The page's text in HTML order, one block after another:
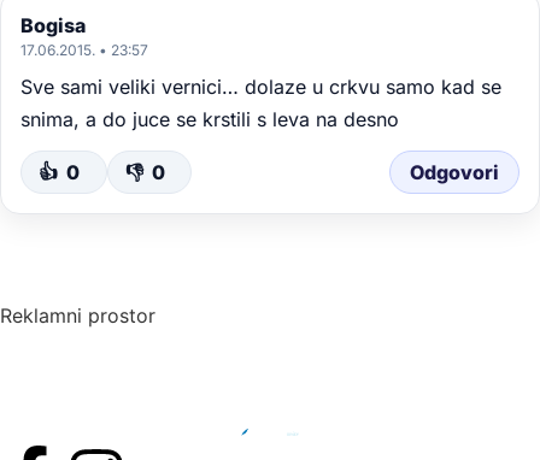
Bogisa
17.06.2015. • 23:57
Sve sami veliki vernici… dolaze u crkvu samo kad se
snima, a do juce se krstili s leva na desno
👍 0 👎 0 Odgovori
Reklamni prostor